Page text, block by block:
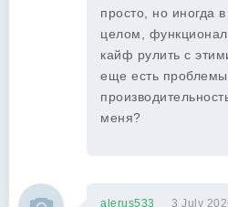
просто, но иногда
целом,
кайф рулить с
еще есть
меня?
alerus533 3 July